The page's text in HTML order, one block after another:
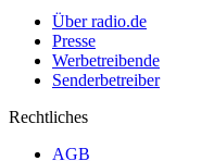
Über radio.de
Presse
Werbetreibende
Senderbetreiber
Rechtliches
AGB